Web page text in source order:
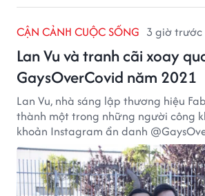
CẬN CẢNH CUỘC SỐNG 3 giờ trước
Lan Vu và tranh cãi xoay
GaysOverCovid năm 2021
Lan Vu, nhà sáng lập thương hiệu
thành một trong những người công
khoản Instagram ẩn danh
năm 2021, trong bối cảnh đại dịch
biến nghiêm trọng.